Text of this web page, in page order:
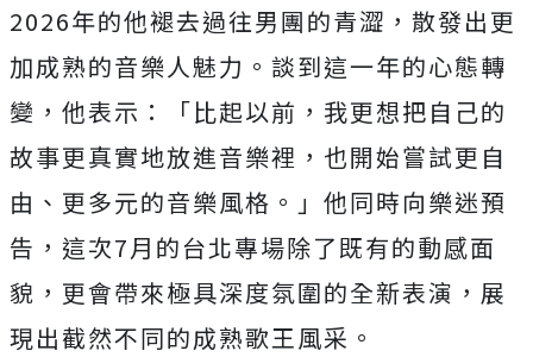
2026年的他褪去過往男團的青澀， 散發出更
加成熟的音樂人魅力。談到這一年的心態轉
變，他表示：「比起以前，我更想把自己的
故事更真實地放進音樂裡， 也開始嘗試更自
由、更多元的音樂風格。」他同時向樂迷預
告， 這次7月的台北專場除了既有的動感面
貌， 更會帶來極具深度氛圍的全新表演， 展
現出截然不同的成熟歌王風采。